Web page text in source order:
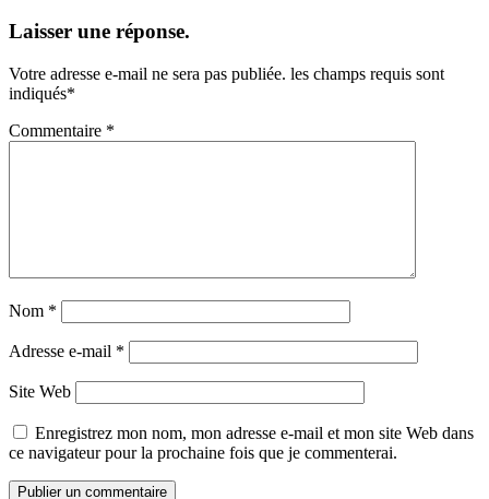
Laisser une réponse.
Votre adresse e-mail ne sera pas publiée. les champs requis sont
indiqués*
Commentaire *
Nom *
Adresse e-mail *
Site Web
Enregistrez mon nom, mon adresse e-mail et mon site Web dans
ce navigateur pour la prochaine fois que je commenterai.